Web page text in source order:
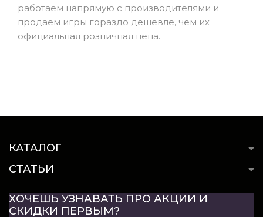
работаем напрямую с производителями и
продаем игры гораздо дешевле, чем их
официальная розничная цена.
КАТАЛОГ
СТАТЬИ
ХОЧЕШЬ УЗНАВАТЬ ПРО АКЦИИ И
СКИДКИ ПЕРВЫМ?